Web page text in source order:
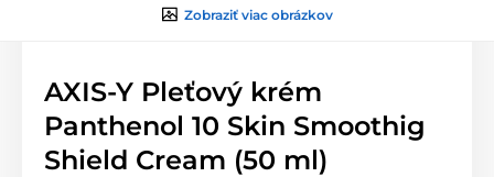
Zobraziť viac obrázkov
AXIS-Y Pleťový krém
Panthenol 10 Skin Smoothig
Shield Cream (50 ml)